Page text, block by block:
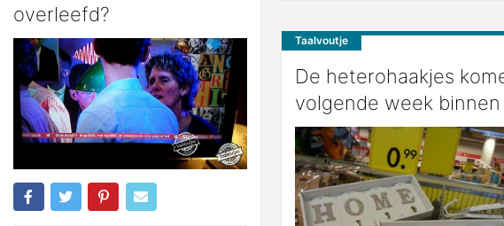
overleefd?
Taalvoutje
De heterohaakjes
volgende week binnen